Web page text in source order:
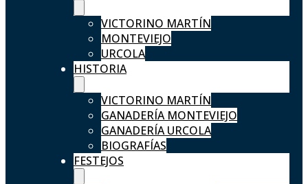
VICTORINO MARTÍN
MONTEVIEJO
URCOLA
HISTORIA
VICTORINO MARTÍN
GANADERÍA MONTEVIEJO
GANADERÍA URCOLA
BIOGRAFÍAS
FESTEJOS